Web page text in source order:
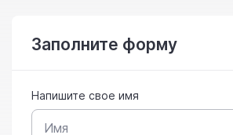
Заполните форму
Напишите свое имя